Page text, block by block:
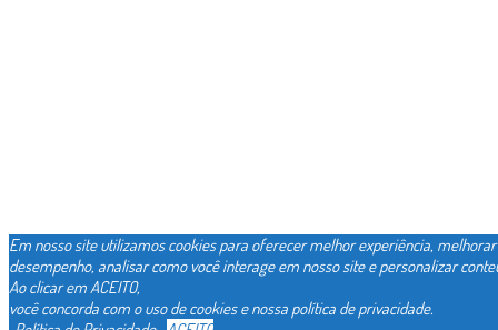
Em nosso site utilizamos cookies para oferecer melhor experiência,
desempenho, analisar como você interage em nosso site e personalizar
Ao clicar em ACEITO,
você concorda com o uso de cookies e nossa política de privacidade.